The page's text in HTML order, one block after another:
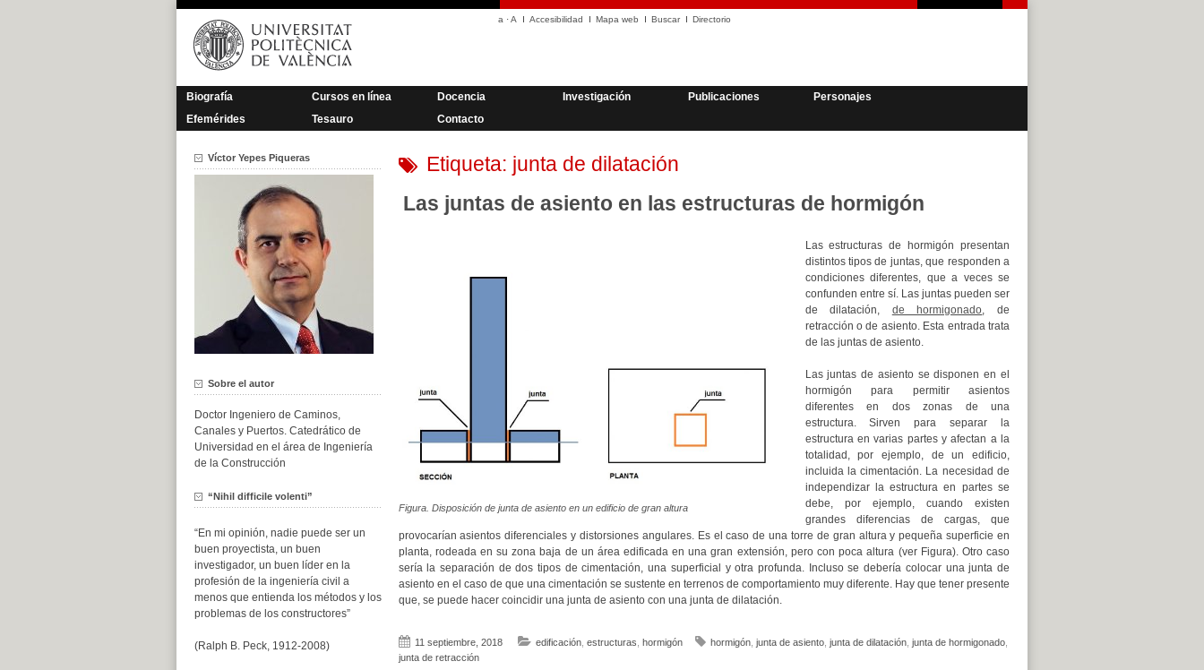
Saltar
contenido
a ·A Accesibilidad Mapa web Buscar Directorio
Biografía Cursos en línea Docencia Investigación Publicaciones
Personajes
Efemérides
Tesauro Contacto
Etiqueta: junta de dilatación
Las juntas de asiento en las estructuras de hormigón
Figura. Disposición de junta de asiento en un edificio de gran altura
Las estructuras de hormigón presentan
distintos tipos de juntas, que responden a
condiciones diferentes, que a veces se
confunden entre sí. Las juntas pueden ser
de dilatación, de hormigonado, de
retracción o de asiento. Esta entrada trata
de las juntas de asiento.
Las juntas de asiento se disponen en el
hormigón para permitir asientos
diferentes en dos zonas de una
estructura. Sirven para separar la
estructura en varias partes y afectan a la
totalidad, por ejemplo, de un edificio,
incluida la cimentación. La necesidad de
independizar la estructura en partes se
debe, por ejemplo, cuando existen
grandes diferencias de cargas, que
provocarían asientos diferenciales y distorsiones angulares. Es el caso de una torre de gran altura y pequeña superficie en
planta, rodeada en su zona baja de un área edificada en una gran extensión, pero con poca altura (ver Figura). Otro caso
sería la separación de dos tipos de cimentación, una superficial y otra profunda. Incluso se debería colocar una junta de
asiento en el caso de que una cimentación se sustente en terrenos de comportamiento muy diferente. Hay que tener presente
que, se puede hacer coincidir una junta de asiento con una junta de dilatación.
11 septiembre, 2018 edificación, estructuras hormigón hormigón, junta de asiento, junta de dilatación, junta de hormigonado,
junta de retracción
Víctor Yepes Piqueras
Sobre el autor
Doctor Ingeniero de Caminos,
Canales y Puertos. Catedrático de
Universidad en el área de Ingeniería
de la Construcción
“Nihil difficile volenti”
“En mi opinión, nadie puede ser un
buen proyectista, un buen
investigador, un buen líder en la
profesión de la ingeniería civil a
menos que entienda los métodos y los
problemas de los constructores”
(Ralph B. Peck, 1912-2008)